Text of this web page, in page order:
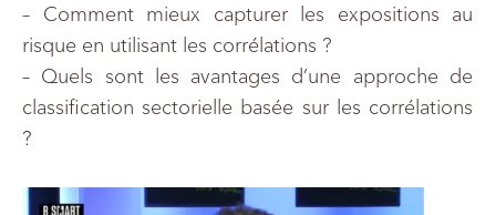
– Comment mieux capturer les expositions au
risque en utilisant les corrélations ?
– Quels sont les avantages d’une approche de
classification sectorielle basée sur les corrélations
?